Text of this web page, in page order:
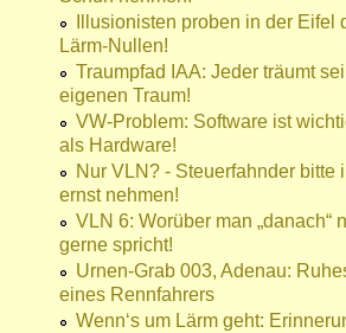
Illusionisten proben in der Eifel
Lärm-Nullen!
Traumpfad IAA: Jeder träumt
eigenen Traum!
VW-Problem: Software ist
als Hardware!
Nur VLN? - Steuerfahnder bitte
ernst nehmen!
VLN 6: Worüber man „danach“
gerne spricht!
Urnen-Grab 003, Adenau:
eines Rennfahrers
Wenn‘s um Lärm geht: